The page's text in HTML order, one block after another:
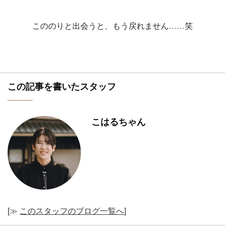
こののりと出会うと、もう戻れません……笑
この記事を書いたスタッフ
こはるちゃん
[≫ このスタッフのブログ一覧へ]